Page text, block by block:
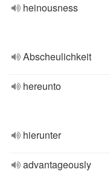
heinousness
Abscheulichkeit
hereunto
hierunter
advantageously